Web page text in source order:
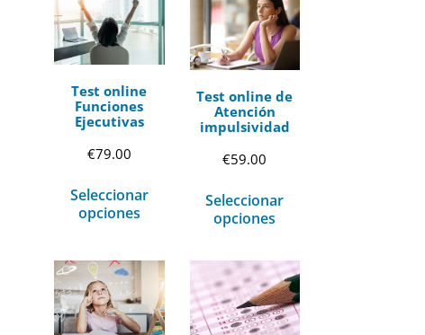
hasta
€99.00
Test online
Funciones
Ejecutivas
€79.00
Seleccionar
opciones
Test online de
Atención
impulsividad
€59.00
Seleccionar
opciones